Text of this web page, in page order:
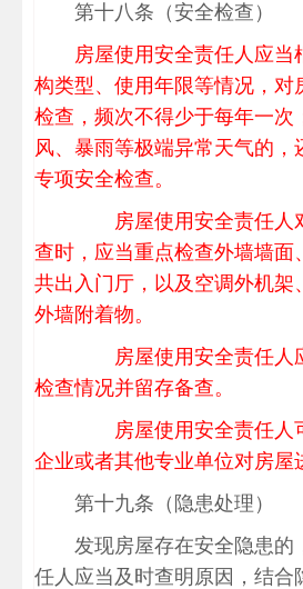
第十八条（安全检查）
房屋使用安全责任人应当
构类型、使用年限等情况，对
检查，频次不得少于每年一次
风、暴雨等极端异常天气的，
专项安全检查。
房屋使用安全责任人
查时，应当重点检查外墙墙面
共出入门厅，以及空调外机架
外墙附着物。
房屋使用安全责任人
检查情况并留存备查。
房屋使用安全责任人
企业或者其他专业单位对房屋
第十九条（隐患处理）
发现房屋存在安全隐患的
任人应当及时查明原因，结合